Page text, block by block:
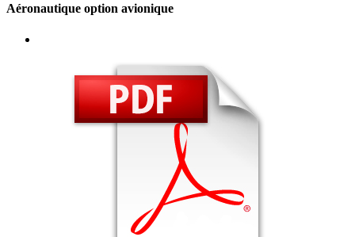
Aéronautique option avionique